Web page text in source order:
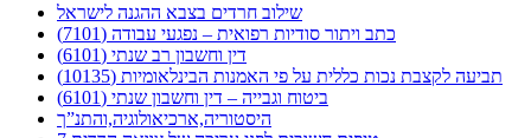
שילוב חרדים בצבא ההגנה לישראל
כתב ויתור סודיות רפואית – נפגעי עבודה (7101)
דין וחשבון רב שנתי (6101)
תביעה לקצבת נכות כללית על פי האמנות הבינלאומיות (10135)
ביטוח וגבייה – דין וחשבון שנתי (6101)
היסטוריה,ארכיאולוגיה,והתנ”ך